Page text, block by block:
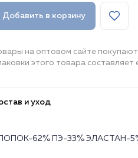
Добавить в корзину
на оптовом сайте
этого товара составляет
и уход
62% ПЭ-33% ЭЛАСТАН-